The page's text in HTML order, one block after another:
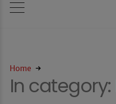
Home
In category: